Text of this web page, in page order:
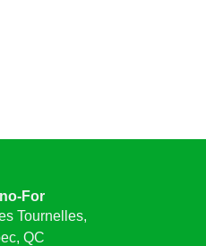
For
Tournelles,
QC